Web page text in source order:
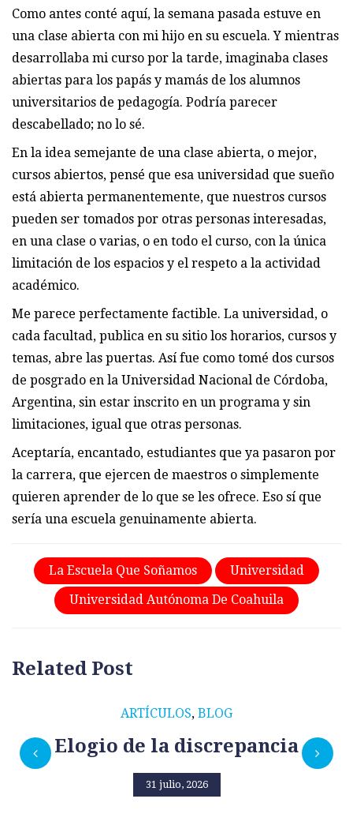
Como antes conté aquí, la semana pasada estuve en
una clase abierta con mi hijo en su escuela. Y mientras
desarrollaba mi curso por la tarde, imaginaba clases
abiertas para los papás y mamás de los alumnos
universitarios de pedagogía. Podría parecer
descabellado; no lo sé.
En la idea semejante de una clase abierta, o mejor,
cursos abiertos, pensé que esa universidad que sueño
está abierta permanentemente, que nuestros cursos
pueden ser tomados por otras personas interesadas,
en una clase o varias, o en todo el curso, con la única
limitación de los espacios y el respeto a la actividad
académico.
Me parece perfectamente factible. La universidad, o
cada facultad, publica en su sitio los horarios, cursos y
temas, abre las puertas. Así fue como tomé dos cursos
de posgrado en la Universidad Nacional de Córdoba,
Argentina, sin estar inscrito en un programa y sin
limitaciones, igual que otras personas.
Aceptaría, encantado, estudiantes que ya pasaron por
la carrera, que ejercen de maestros o simplemente
quieren aprender de lo que se les ofrece. Eso sí que
sería una escuela genuinamente abierta.
La Escuela Que Soñamos
Universidad
Universidad Autónoma De Coahuila
Related Post
ARTÍCULOS, BLOG
Elogio de la discrepancia
31 julio, 2026